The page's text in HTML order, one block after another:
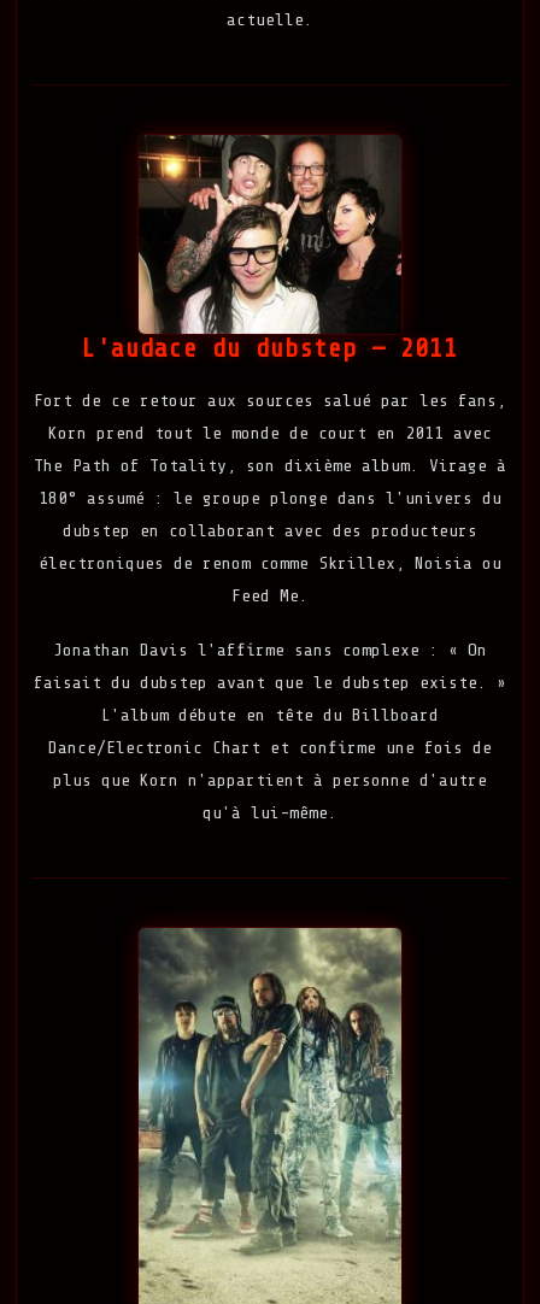
actuelle.
L'audace du dubstep — 2011
Fort de ce retour aux sources salué par les fans,
Korn prend tout le monde de court en 2011 avec
The Path of Totality, son dixième album. Virage à
180° assumé : le groupe plonge dans l'univers du
dubstep en collaborant avec des producteurs
électroniques de renom comme Skrillex, Noisia ou
Feed Me.
Jonathan Davis l'affirme sans complexe : « On
faisait du dubstep avant que le dubstep existe. »
L'album débute en tête du Billboard
Dance/Electronic Chart et confirme une fois de
plus que Korn n'appartient à personne d'autre
qu'à lui-même.